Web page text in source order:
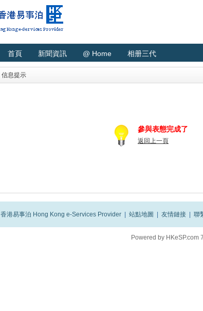
首頁 新聞資訊 @ Home 相册三代
信息提示
參與表態完成了
返回上一頁
香港易事泊 Hong Kong e-Services Provider 站點地圖 友情鏈接 聯
Powered by HKeSP.com